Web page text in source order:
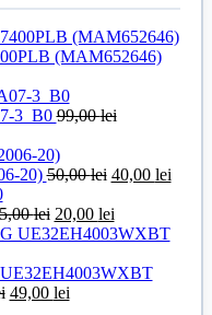
(MAM652646)
3_B099,00lei
20)50,00lei Prețul
a
fost:
40,00 leiPrețul
lei Prețul
inițial
fost:
25,00 lei.
20,00 leiPrețul
curent
20,00 lei.
Prețul
49,00 leiPrețul